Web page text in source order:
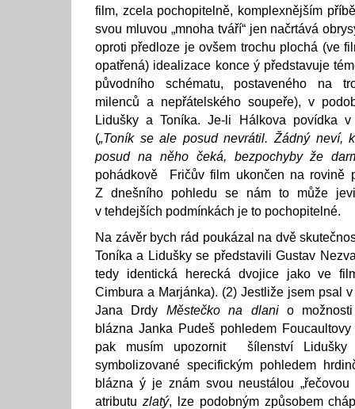
film, zcela pochopitelně, komplexnějším
svou mluvou „mnoha tváří“ jen načrtává
oproti předloze je ovšem trochu plochá (ve
opatřená) idealizace konce ý představuje
původního schématu, postaveného na
milenců a nepřátelského soupeře), v
Lidušky a Toníka. Je-li Hálkova povídka v
(„Toník se ale posud nevrátil. Žádný neví,
posud na něho čeká, bezpochyby že
pohádkově Fričův film ukončen na rovině
Z dnešního pohledu se nám to může
v tehdejších podmínkách je to pochopitelné.
Na závěr bych rád poukázal na dvě
Toníka a Lidušky se představili Gustav
tedy identická herecká dvojice jako ve
Cimbura a Marjánka). (2) Jestliže jsem psal
Jana Drdy Městečko na dlanio možnosti
blázna Janka Pudeš pohledem
pak musím upozornit šílenství
symbolizované specifickým pohledem
blázna ý je znám svou neustálou „řečovou
atributu zlatý, lze podobným způsobem